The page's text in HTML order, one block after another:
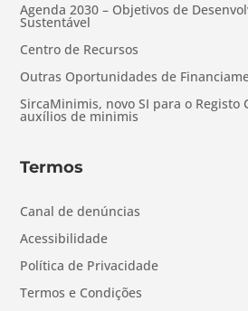
Agenda 2030 – Objetivos de
Sustentável
Centro de Recursos
Outras Oportunidades de
SircaMinimis, novo SI para o Registo
auxílios de minimis
Termos
Canal de denúncias
Acessibilidade
Política de Privacidade
Termos e Condições